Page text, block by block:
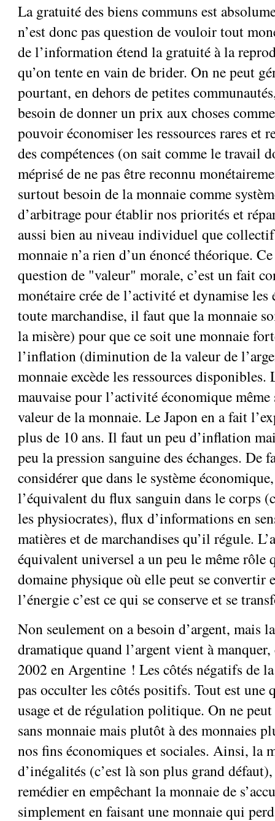
La gratuité des biens communs est
n’est donc pas question de vouloir tout
de l’information étend la gratuité à la
qu’on tente en vain de brider. On ne peut
pourtant, en dehors de petites
besoin de donner un prix aux choses
pouvoir économiser les ressources rares et
des compétences (on sait comme le travail
méprisé de ne pas être reconnu
surtout besoin de la monnaie comme
d’arbitrage pour établir nos priorités et
aussi bien au niveau individuel que
monnaie n’a rien d’un énoncé théorique. Ce
question de "valeur" morale, c’est un fait
monétaire crée de l’activité et dynamise les
toute marchandise, il faut que la monnaie
la misère) pour que ce soit une monnaie
l’inflation (diminution de la valeur de
monnaie excède les ressources disponibles.
mauvaise pour l’activité économique
valeur de la monnaie. Le Japon en a fait
plus de 10 ans. Il faut un peu d’inflation
peu la pression sanguine des échanges. De
considérer que dans le système
l’équivalent du flux sanguin dans le corps
les physiocrates), flux d’informations en
matières et de marchandises qu’il régule.
équivalent universel a un peu le même rôle
domaine physique où elle peut se convertir
l’énergie c’est ce qui se conserve et se
Non seulement on a besoin d’argent, mais
dramatique quand l’argent vient à
2002 en Argentine ! Les côtés négatifs de
pas occulter les côtés positifs. Tout est une
usage et de régulation politique. On ne
sans monnaie mais plutôt à des monnaies
nos fins économiques et sociales. Ainsi, la
d’inégalités (c’est là son plus grand
remédier en empêchant la monnaie de
simplement en faisant une monnaie qui